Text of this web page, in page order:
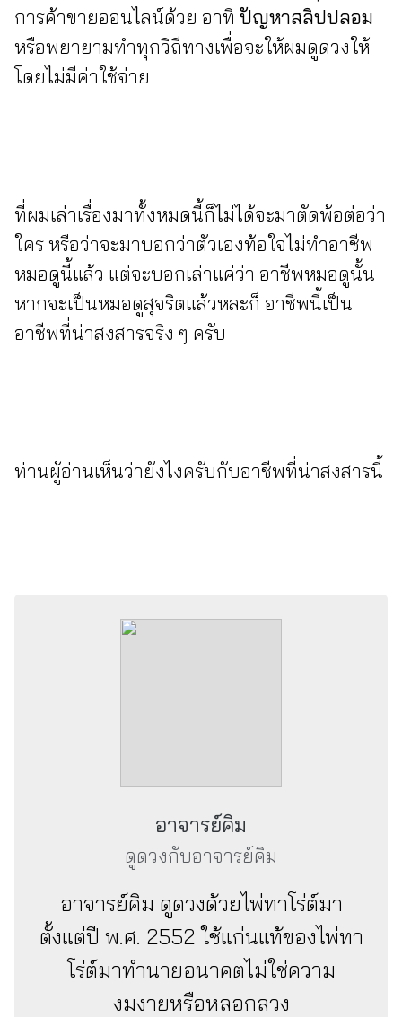
การค้าขายออนไลน์ด้วย อาทิ ปัญหาสลิปปลอม
หรือพยายามทำทุกวิถีทางเพื่อจะให้ผมดูดวงให้
โดยไม่มีค่าใช้จ่าย
ที่ผมเล่าเรื่องมาทั้งหมดนี้ก็ไม่ได้จะมาตัดพ้อต่อว่า
ใคร หรือว่าจะมาบอกว่าตัวเองท้อใจไม่ทำอาชีพ
หมอดูนี้แล้ว แต่จะบอกเล่าแค่ว่า อาชีพหมอดูนั้น
หากจะเป็นหมอดูสุจริตแล้วหละก็ อาชีพนี้เป็น
อาชีพที่น่าสงสารจริง ๆ ครับ
ท่านผู้อ่านเห็นว่ายังไงครับกับอาชีพที่น่าสงสารนี้
อาจารย์คิม
ดูดวงกับอาจารย์คิม
อาจารย์คิม ดูดวงด้วยไพ่ทาโร่ต์มา
ตั้งแต่ปี พ.ศ. 2552 ใช้แก่นแท้ของไพ่ทา
โร่ต์มาทำนายอนาคตไม่ใช่ความ
งมงายหรือหลอกลวง